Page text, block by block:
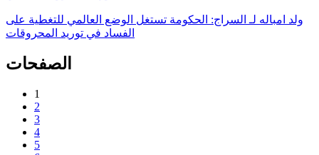
ولد امباله لـ السراج: الحكومة تستغل الوضع العالمي للتغطية على
الفساد في توريد المحروقات
الصفحات
1
2
3
4
5